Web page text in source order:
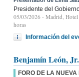
Presidente del
05/03/2026 - Madrid, Hotel
horas
Información del
Benjamín León, Jr.
FORO DE LA